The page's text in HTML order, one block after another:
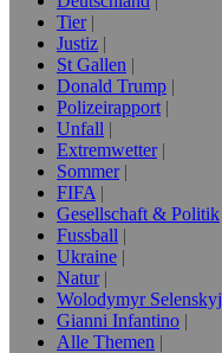
Tier
Justiz
St Gallen
Donald Trump
Polizeirapport
Unfall
Extremwetter
Sommer
FIFA
Gesellschaft & Politik
Fussball
Ukraine
Natur
Wolodymyr Selenskyj
Gianni Infantino
Alle Themen